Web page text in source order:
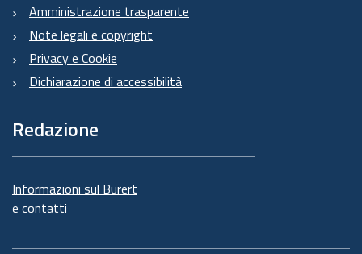
Amministrazione trasparente
Note legali e copyright
Privacy e Cookie
Dichiarazione di accessibilità
Redazione
Informazioni sul Burert
e contatti